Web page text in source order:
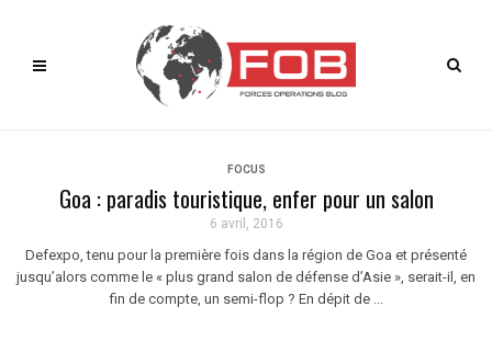
FOCUS
Goa : paradis touristique, enfer pour un salon
6 avril, 2016
Defexpo, tenu pour la première fois dans la région de Goa et présenté
jusqu’alors comme le « plus grand salon de défense d’Asie », serait-il, en
fin de compte, un semi-flop ? En dépit de ...